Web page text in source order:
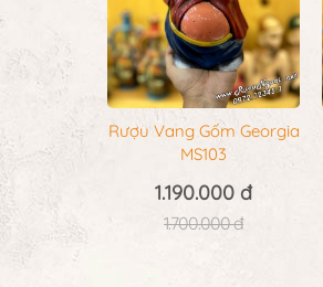
Rượu Vang Gốm Georgia
MS103
1.190.000 đ
1.700.000 đ